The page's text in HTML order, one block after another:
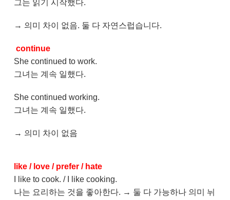
그는 읽기 시작했다.
→ 의미 차이 없음. 둘 다 자연스럽습니다.
continue
She continued to work.
그녀는 계속 일했다.
She continued working.
그녀는 계속 일했다.
→ 의미 차이 없음
like / love / prefer / hate
I like to cook. / I like cooking.
나는 요리하는 것을 좋아한다. → 둘 다 가능하나 의미 뉘